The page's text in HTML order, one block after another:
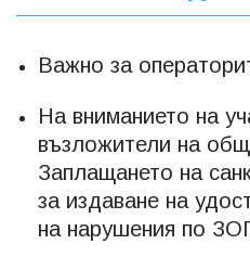
Важно за
На вниманието на
възложители на
Заплащането на
за издаване на
на нарушения по